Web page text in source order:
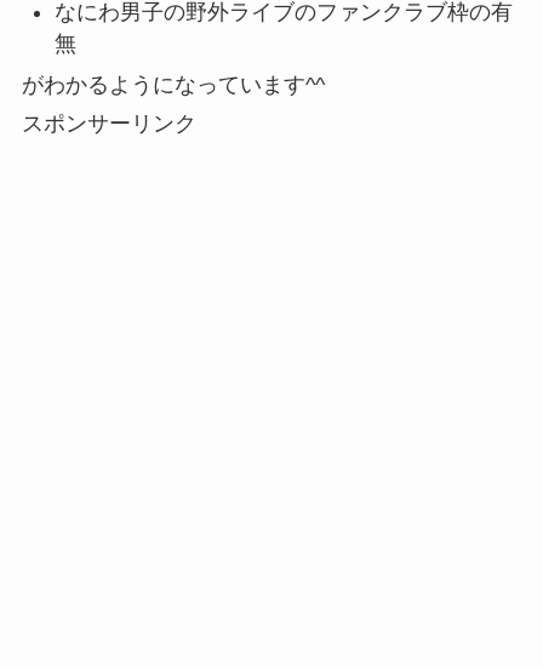
なにわ男子の野外ライブのファンクラブ枠の有
無
がわかるようになっています^^
スポンサーリンク